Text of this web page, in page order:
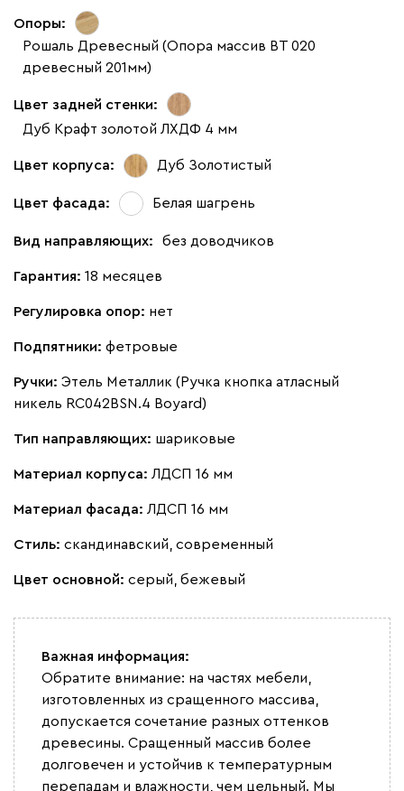
Опоры:
Рошаль Древесный (Опора массив ВТ 020
древесный 201мм)
Цвет задней стенки:
Дуб Крафт золотой ЛХДФ 4 мм
Цвет корпуса: Дуб Золотистый
Цвет фасада: Белая шагрень
Вид направляющих: без доводчиков
Гарантия: 18 месяцев
Регулировка опор: нет
Подпятники: фетровые
Ручки: Этель Металлик (Ручка кнопка атласный
никель RC042BSN.4 Boyard)
Тип направляющих: шариковые
Материал корпуса: ЛДСП 16 мм
Материал фасада: ЛДСП 16 мм
Стиль: скандинавский, современный
Цвет основной: серый, бежевый
Важная информация:
Обратите внимание: на частях мебели,
изготовленных из сращенного массива,
допускается сочетание разных оттенков
древесины. Сращенный массив более
долговечен и устойчив к температурным
перепадам и влажности, чем цельный. Мы